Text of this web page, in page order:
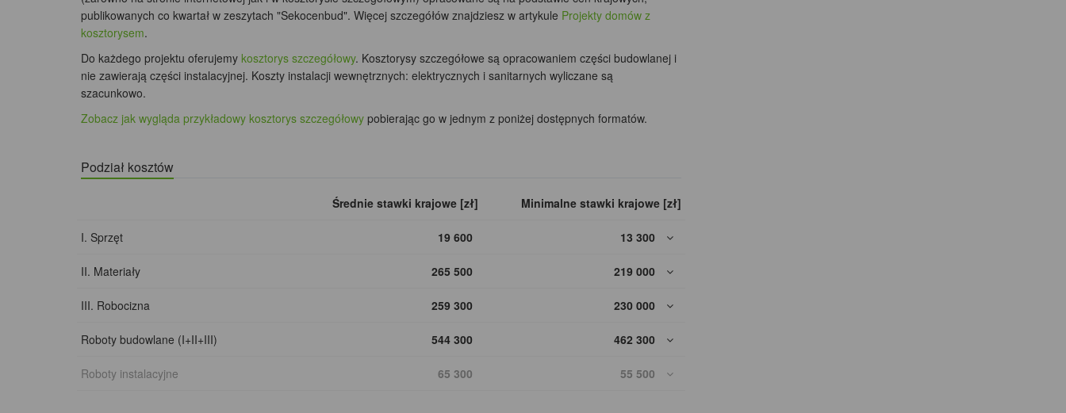
publikowanych co kwartał w zeszytach "Sekocenbud". Więcej szczegółów znajdziesz w artykule Projekty domów z
kosztorysem.
Do każdego projektu oferujemy kosztorys szczegółowy. Kosztorysy szczegółowe są opracowaniem części budowlanej i
nie zawierają części instalacyjnej. Koszty instalacji wewnętrznych: elektrycznych i sanitarnych wyliczane są
szacunkowo.
Zobacz jak wygląda przykładowy kosztorys szczegółowy pobierając go w jednym z poniżej dostępnych formatów.
Podział kosztów
Średnie stawki krajowe [zł] Minimalne stawki krajowe [zł]
I. Sprzęt 19 600 13 300
II. Materiały 265 500 219 000
III. Robocizna 259 300 230 000
Roboty budowlane (I+II+III) 544 300 462 300
Roboty instalacyjne 65 300 55 500